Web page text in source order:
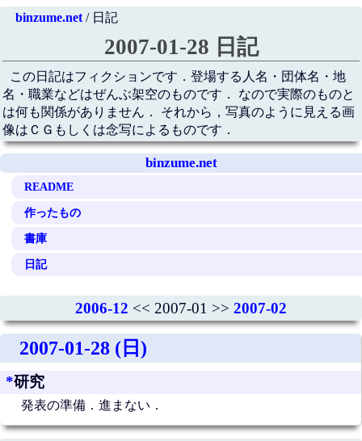
binzume.net/ 日記
2007-01-28 日記
この日記はフィクションです．登場する人名・団体名・地
名・職業などはぜんぶ架空のものです． なので実際のものと
は何も関係がありません． それから，写真のように見える画
像はＣＧもしくは念写によるものです．
binzume.net
README
作ったもの
書庫
日記
2006-12 << 2007-01 >> 2007-02
2007-01-28 (日)
*研究
発表の準備．進まない．